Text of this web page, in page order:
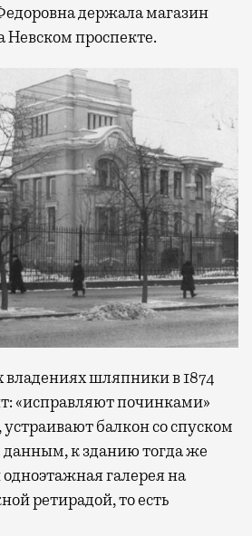
держала магазин
Невском проспекте.
владениях шляпники в 1874
«исправляют починками»
балкон со спуском
к зданию тогда же
галерея на
ретирадой, то есть